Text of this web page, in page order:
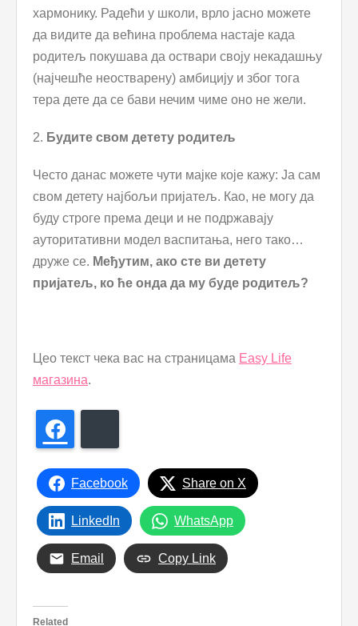
хармонику. Радећи у школи, врло јасно можете
да видите да већина проблема настаје када
родитељ покушава да оствари своју некадашњу
(најчешће неостварену) амбицију и због тога
тера дете да се бави нечим чиме оно не жели.
2. Будите свом детету родитељ
Често данас можете чути мајке које кажу: Ја сам
свом детету најбољи пријатељ. Као, не могу да
буду строге према деци и не подржавају
ауторитативни модел васпитања, него тако…
друже се. Међутим, ако сте ви детету
пријатељ, ко ће онда да му буде родитељ?
Цео текст чека вас на страницама Еаsy Life
магазина.
Facebook Share on X
LinkedIn WhatsApp
Email Copy Link
Related